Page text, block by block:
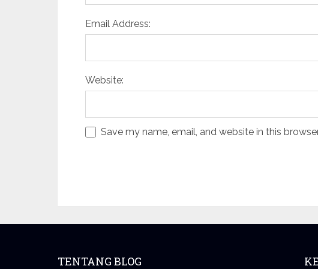
Email Address:
Website:
Save my name, email, and website in this
TENTANG BLOG